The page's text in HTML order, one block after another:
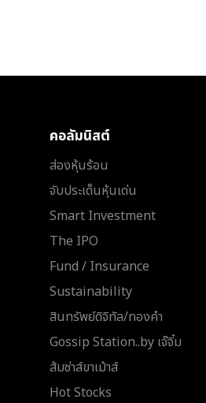
คอลัมนิสต์
ส่องหุ้นร้อน
จับประเด็นหุ้นเด่น
Smart Investment
The IPO
Fund / Insurance
Sustainability
สินทรัพย์ดิจิทัล/ทองคำ
Gossip Station..by เจ๊จิ๋ม
ส้มซ่าส์ขาเม้าส์
Hot Stocks